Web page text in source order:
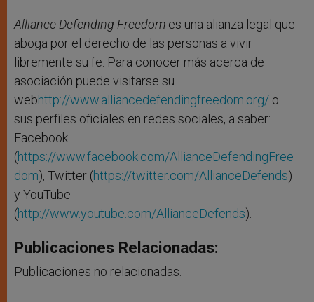
Alliance Defending Freedom es una alianza legal que
aboga por el derecho de las personas a vivir
libremente su fe. Para conocer más acerca de
asociación puede visitarse su
webhttp://www.alliancedefendingfreedom.org/ o
sus perfiles oficiales en redes sociales, a saber:
Facebook
(https://www.facebook.com/AllianceDefendingFree
dom), Twitter (https://twitter.com/AllianceDefends)
y YouTube
(http://www.youtube.com/AllianceDefends).
Publicaciones Relacionadas:
Publicaciones no relacionadas.